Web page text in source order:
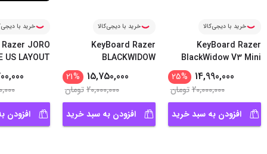
خرید با دیجی‌کالا
KeyBoard Razer
BlackWidow V3 Mini
14,990,000
%
25
20,000,000تومان
افزودن به سبد خرید
خرید با دیجی‌کالا
KeyBoard Razer
BLACKWIDOW
ESSENTIAL Gr
...
15,750,000
%
21
20,000,000تومان
افزودن به سبد خرید
خرید با
JORO
US LAYOUT
افزودن